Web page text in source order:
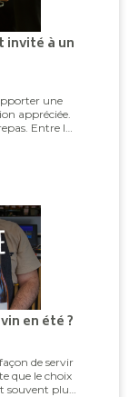
invité à un
une
appréciée.
Entre les
en été ?
de servir
que le choix
plus